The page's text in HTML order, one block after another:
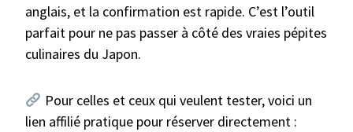
anglais, et la confirmation est rapide. C’est l’outil
parfait pour ne pas passer à côté des vraies pépites
culinaires du Japon.
Pour celles et ceux qui veulent tester, voici un
lien affilié pratique pour réserver directement :